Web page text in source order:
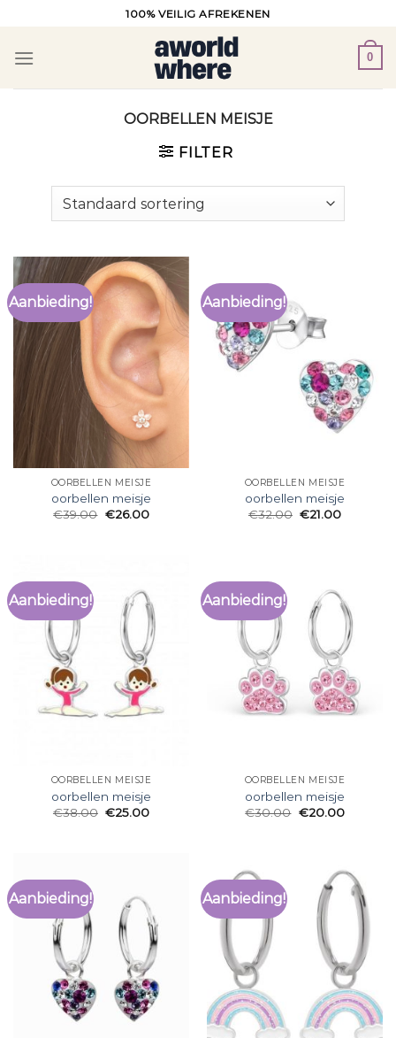
inhoud
100% VEILIG AFREKENEN
0
OORBELLEN MEISJE
FILTER
Aanbieding!
OORBELLEN MEISJE
oorbellen meisje
€39.00 €26.00
Aanbieding!
OORBELLEN MEISJE
oorbellen meisje
€32.00 €21.00
Aanbieding!
OORBELLEN MEISJE
oorbellen meisje
€38.00 €25.00
Aanbieding!
OORBELLEN MEISJE
oorbellen meisje
€30.00 €20.00
Aanbieding! Aanbieding!